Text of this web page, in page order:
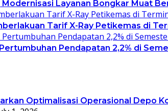
Modernisasi Layanan Bongkar Muat
Tarif X-Ray Petikemas di
Pendapatan 2,2% di
Optimalisasi Operasional Depo